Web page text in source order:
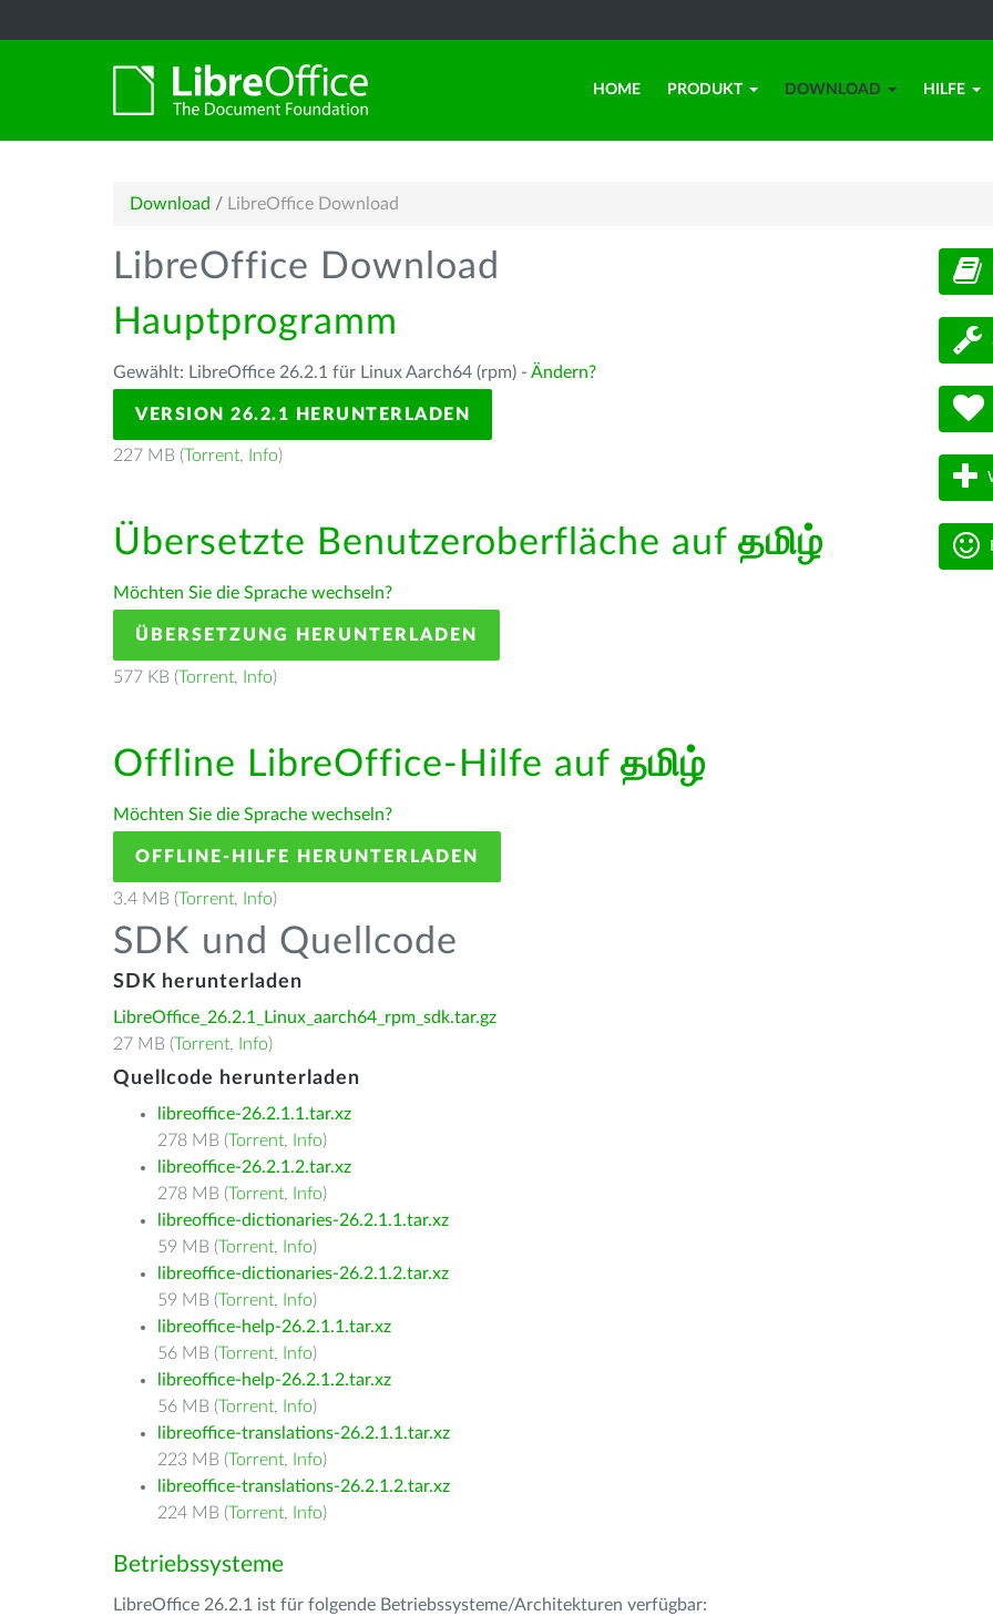
HOME PRODUKT DOWNLOAD HILFE
Download / LibreOffice Download
LibreOffice Download
Hauptprogramm
Gewählt: LibreOffice 26.2.1 für Linux Aarch64 (rpm) - Ändern?
VERSION 26.2.1 HERUNTERLADEN
227 MB (Torrent, Info)
Übersetzte Benutzeroberfläche auf தமிழ்
Möchten Sie die Sprache wechseln?
ÜBERSETZUNG HERUNTERLADEN
577 KB (Torrent, Info)
Offline LibreOffice-Hilfe auf தமிழ்
Möchten Sie die Sprache wechseln?
OFFLINE-HILFE HERUNTERLADEN
3.4 MB (Torrent, Info)
SDK und Quellcode
SDK herunterladen
LibreOffice_26.2.1_Linux_aarch64_rpm_sdk.tar.gz
27 MB (Torrent, Info)
Quellcode herunterladen
libreoffice-26.2.1.1.tar.xz
278 MB (Torrent, Info)
libreoffice-26.2.1.2.tar.xz
278 MB (Torrent, Info)
libreoffice-dictionaries-26.2.1.1.tar.xz
59 MB (Torrent, Info)
libreoffice-dictionaries-26.2.1.2.tar.xz
59 MB (Torrent, Info)
libreoffice-help-26.2.1.1.tar.xz
56 MB (Torrent, Info)
libreoffice-help-26.2.1.2.tar.xz
56 MB (Torrent, Info)
libreoffice-translations-26.2.1.1.tar.xz
223 MB (Torrent, Info)
libreoffice-translations-26.2.1.2.tar.xz
224 MB (Torrent, Info)
Betriebssysteme
LibreOffice 26.2.1 ist für folgende Betriebssysteme/Architekturen verfügbar: